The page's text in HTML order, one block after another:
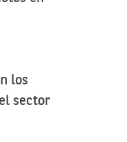
los
sector